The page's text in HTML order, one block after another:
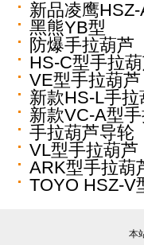
新品凌鹰
黑熊YB型
防爆手拉葫芦
HS-C型手拉
VE型手拉葫芦
新款HS-L手拉
新款VC-A型
手拉葫芦导轮
VL型手拉葫芦
ARK型手拉葫
TOYO HSZ-V
本